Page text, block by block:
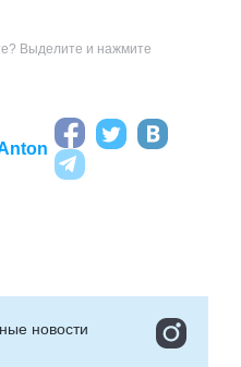
Выделите и нажмите
новости